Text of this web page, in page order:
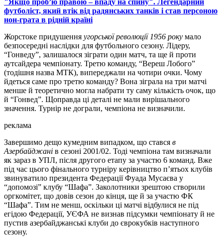
"Якщо проб’ю правою – впаду на спину". Легендарний
футболіст, який втік від радянських танків і став персоною
нон-грата в рідній країні
Жорстоке придушення угорської революції 1956 року мало
безпосередні наслідки для футбольного сезону. Лідеру,
“Гонведу”, залишалося зіграти один матч, та ще й проти
аутсайдера чемпіонату. Третю команду, “Вереш Лобого”
(тодішня назва МТК), випереджали на чотири очки. Чому
йдеться саме про третю команду? Вона зіграла на три матчі
менше й теоретично могла набрати ту саму кількість очок, що
й “Гонвед”. Щоправда ці деталі не мали вирішального
значення. Турнір не дограли, чемпіона не визначили.
реклама
Завершимо дещо кумедним випадком, що стався в
Азербайджані в сезоні 2001/02. Тоді чемпіона там визначали
як зараз в УПЛ, після другого етапу за участю 6 команд. Вже
під час цього фінального турніру керівництво п’ятьох клубів
звинуватило президента Федерації Фуада Мусаєва у
“допомозі” клубу “Шафа”. Заколотники зрештою створили
оргкомітет, що довів сезон до кінця, ще й за участю ФК
“Шафа”. Тим не менш, оскільки ці матчі відбулися не під
егідою Федерації, УЄФА не визнав підсумки чемпіонату й не
пустив азербайджанські клуби до єврокубків наступного
сезону.